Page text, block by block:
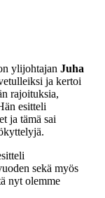
ylijohtajan Juha
ja kertoi
rajoituksia,
esitteli
ja tämä sai
sekä myös
nyt olemme